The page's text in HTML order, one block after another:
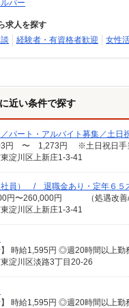
パー
求人を探す
経験者・有資格者歓迎 女性
近い条件で探す
パート・アルバイト募集／土日
〜 1,273円 ※土日祝日手当
淀川区上新庄1-3-41
社員） / 退職金あり・定年
淀川区上新庄1-3-41
淀川区淡路3丁目20-26